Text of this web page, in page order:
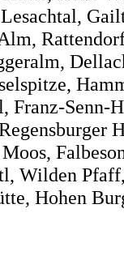
Senn-
Wilden
Hohen